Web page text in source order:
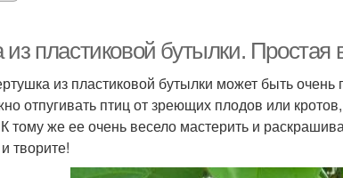
пластиковой бутылки. Простая
из пластиковой бутылки может быть
отпугивать птиц от зреющих плодов или
тому же ее очень весело мастерить и
творите!